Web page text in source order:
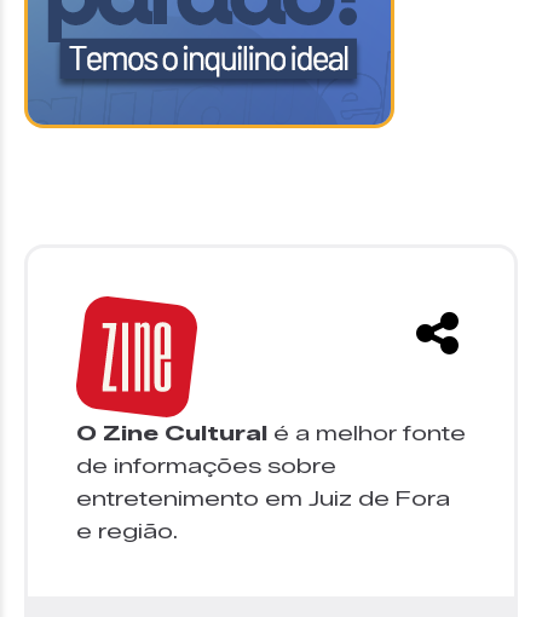
O Zine Cultural é a melhor fonte
de informações sobre
entretenimento em Juiz de Fora
e região.